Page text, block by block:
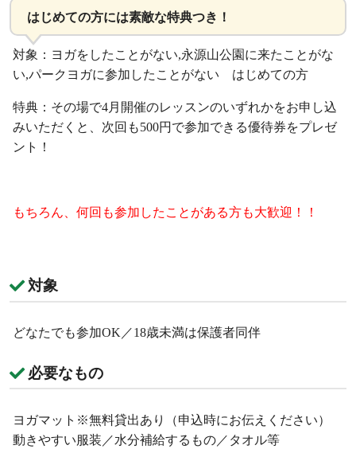
はじめての方には素敵な特典つき！
対象：ヨガをしたことがない,永源山公園に来たことがな
い,パークヨガに参加したことがない はじめての方
特典：その場で4月開催のレッスンのいずれかをお申し込
みいただくと、次回も500円で参加できる優待券をプレゼ
ント！
もちろん、何回も参加したことがある方も大歓迎！！
対象
どなたでも参加OK／18歳未満は保護者同伴
必要なもの
ヨガマット※無料貸出あり（申込時にお伝えください）
動きやすい服装／水分補給するもの／タオル等